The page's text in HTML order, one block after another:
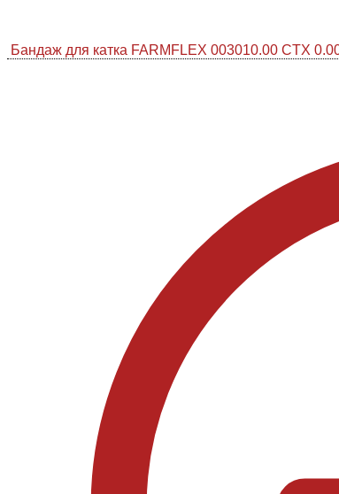
Бандаж для катка FARMFLEX 003010.00 CTX